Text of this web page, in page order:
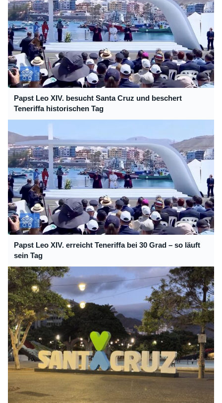
Papst Leo XIV. besucht Santa Cruz und beschert
Teneriffa historischen Tag
Papst Leo XIV. erreicht Teneriffa bei 30 Grad – so läuft
sein Tag